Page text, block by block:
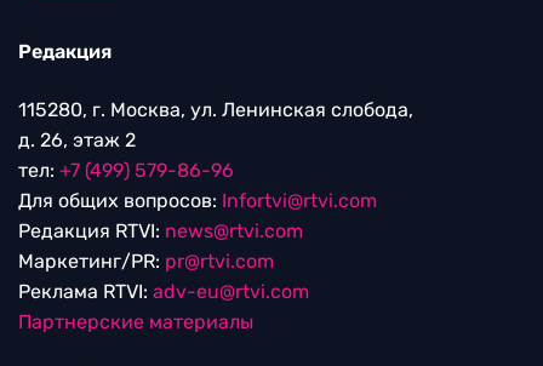
Редакция
115280, г. Москва, ул. Ленинская слобода,
д. 26, этаж 2
тел: +7 (499) 579-86-96
Для общих вопросов: Infortvi@rtvi.com
Редакция RTVI: news@rtvi.com
Маркетинг/PR: pr@rtvi.com
Реклама RTVI: adv-eu@rtvi.com
Партнерские материалы